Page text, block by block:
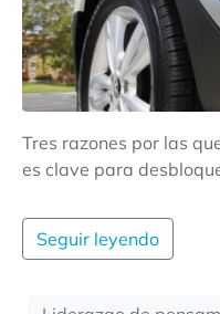
Tres razones por las
es clave para
Seguir leyendo